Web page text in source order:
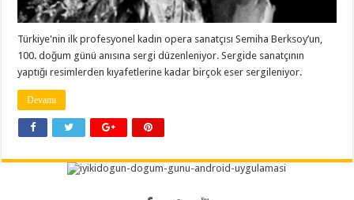
Türkiye'nin ilk profesyonel kadın opera sanatçısı Semiha Berksoy’un,
100. doğum günü anısına sergi düzenleniyor. Sergide sanatçının
yaptığı resimlerden kıyafetlerine kadar birçok eser sergileniyor.
Devamı